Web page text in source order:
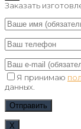
Заказать
Я принимаю
данных.
Х